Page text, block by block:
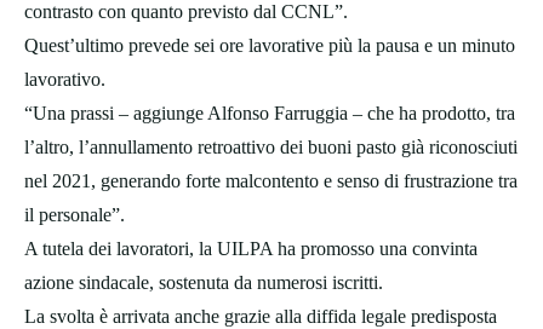
contrasto con quanto previsto dal CCNL”.
Quest’ultimo prevede sei ore lavorative più la pausa e un minuto
lavorativo.
“Una prassi – aggiunge Alfonso Farruggia – che ha prodotto, tra
l’altro, l’annullamento retroattivo dei buoni pasto già riconosciuti
nel 2021, generando forte malcontento e senso di frustrazione tra
il personale”.
A tutela dei lavoratori, la UILPA ha promosso una convinta
azione sindacale, sostenuta da numerosi iscritti.
La svolta è arrivata anche grazie alla diffida legale predisposta